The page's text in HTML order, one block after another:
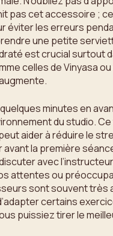
pas cet accessoire ;
éviter les erreurs
une petite
est crucial surtout
celles de Vinyasa ou
minutes en
du studio.
aider à réduire le
la première
avec
attentes ou
sont souvent très
certains
puissiez tirer le